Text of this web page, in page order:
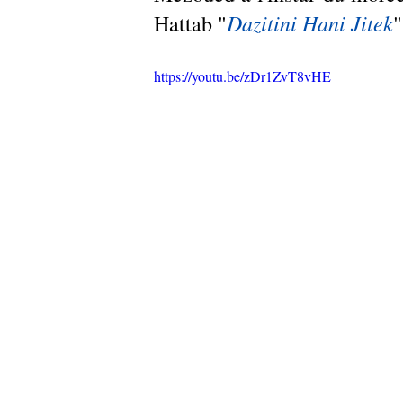
Hattab "Dazitini Hani Jitek
https://youtu.be/zDr1ZvT8vHE